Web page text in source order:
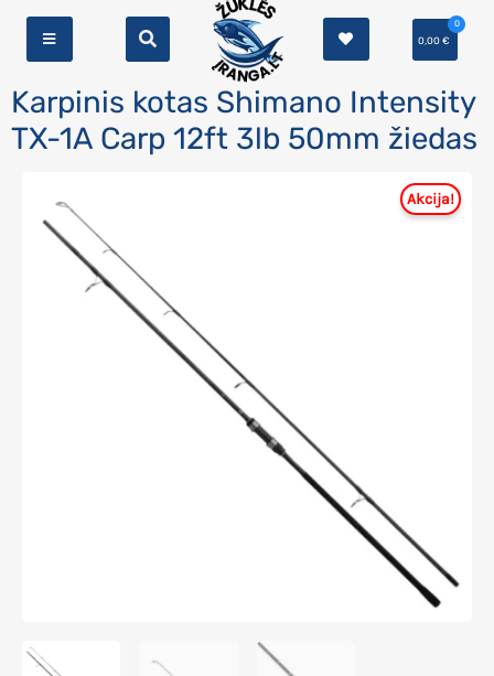
0,00€
0
Karpinis kotas Shimano Intensity
TX-1A Carp 12ft 3lb 50mm žiedas